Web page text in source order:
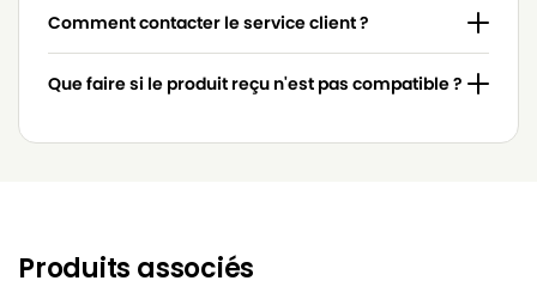
Comment contacter le service client ?
Que faire si le produit reçu n'est pas compatible ?
Produits associés